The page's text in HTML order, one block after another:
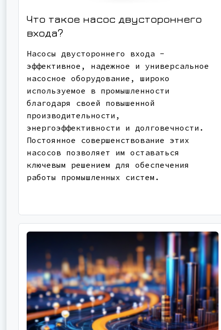
Что такое насос двустороннего
входа?
Насосы двустороннего входа -
эффективное, надежное и универсальное
насосное оборудование, широко
используемое в промышленности
благодаря своей повышенной
производительности,
энергоэффективности и долговечности.
Постоянное совершенствование этих
насосов позволяет им оставаться
ключевым решением для обеспечения
работы промышленных систем.